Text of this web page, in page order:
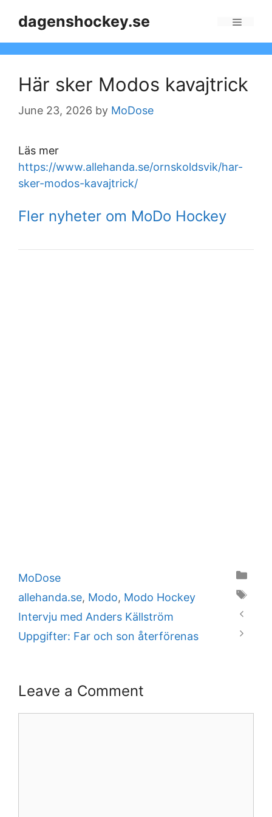
dagenshockey.se
Här sker Modos kavajtrick
June 23, 2026 by MoDose
Läs mer
https://www.allehanda.se/ornskoldsvik/har-
sker-modos-kavajtrick/
Fler nyheter om MoDo Hockey
Categories
MoDose
Tags
allehanda.se, Modo, Modo Hockey
Intervju med Anders Källström
Uppgifter: Far och son återförenas
Leave a Comment